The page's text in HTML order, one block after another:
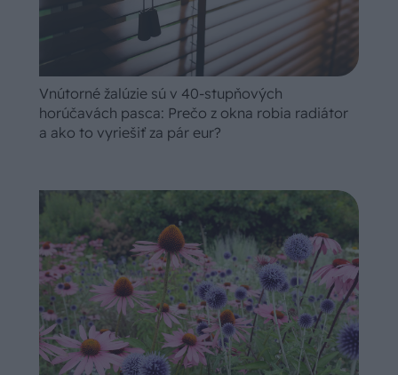
Vnútorné žalúzie sú v 40-stupňových
horúčavách pasca: Prečo z okna robia radiátor
a ako to vyriešiť za pár eur?